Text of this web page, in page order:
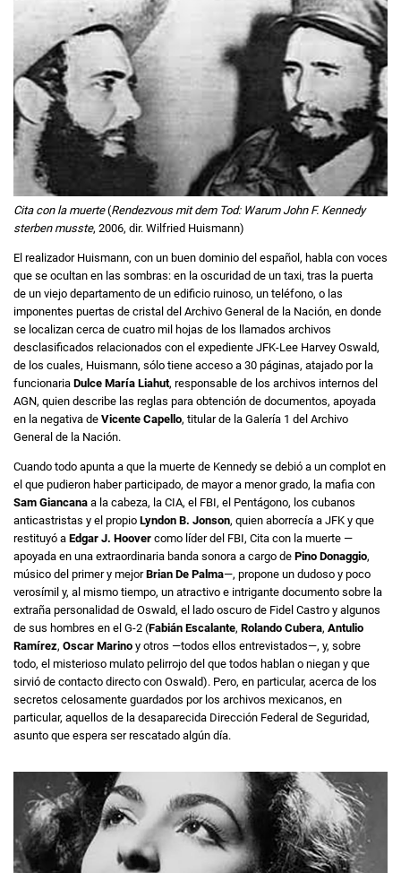
Cita con la muerte(Rendezvous mit dem Tod: Warum John F. Kennedy
sterben musste, 2006, dir. Wilfried Huismann)
El realizador Huismann, con un buen dominio del español, habla con voces
que se ocultan en las sombras: en la oscuridad de un taxi, tras la puerta
de un viejo departamento de un edificio ruinoso, un teléfono, o las
imponentes puertas de cristal del Archivo General de la Nación, en donde
se localizan cerca de cuatro mil hojas de los llamados archivos
desclasificados relacionados con el expediente JFK-Lee Harvey Oswald,
de los cuales, Huismann, sólo tiene acceso a 30 páginas, atajado por la
funcionaria Dulce María Liahut, responsable de los archivos internos del
AGN, quien describe las reglas para obtención de documentos, apoyada
en la negativa de Vicente Capello, titular de la Galería 1 del Archivo
General de la Nación.
Cuando todo apunta a que la muerte de Kennedy se debió a un complot en
el que pudieron haber participado, de mayor a menor grado, la mafia con
Sam Giancana a la cabeza, la CIA, el FBI, el Pentágono, los cubanos
anticastristas y el propio Lyndon B. Jonson, quien aborrecía a JFK y que
restituyó a Edgar J. Hoover como líder del FBI, Cita con la muerte —
apoyada en una extraordinaria banda sonora a cargo de Pino Donaggio,
músico del primer y mejorBrian De Palma—, propone un dudoso y poco
verosímil y, al mismo tiempo, un atractivo e intrigante documento sobre la
extraña personalidad de Oswald, el lado oscuro de Fidel Castro y algunos
de sus hombres en el G-2 (Fabián Escalante, Rolando Cubera, Antulio
Ramírez, Oscar Marino y otros —todos ellos entrevistados—, y, sobre
todo, el misterioso mulato pelirrojo del que todos hablan o niegan y que
sirvió de contacto directo con Oswald). Pero, en particular, acerca de los
secretos celosamente guardados por los archivos mexicanos, en
particular, aquellos de la desaparecida Dirección Federal de Seguridad,
asunto que espera ser rescatado algún día.